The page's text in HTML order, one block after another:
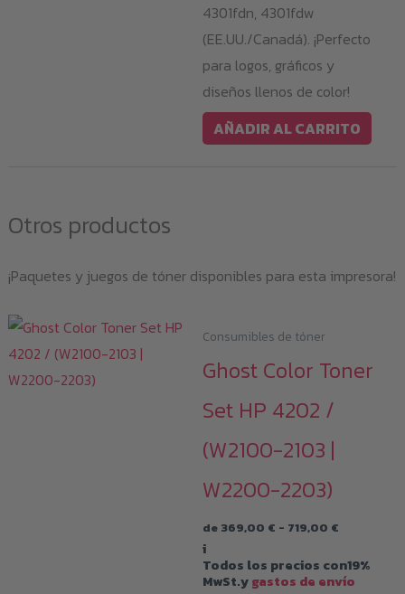
4301fdn, 4301fdw
(EE.UU./Canadá). ¡Perfecto
para logos, gráficos y
diseños llenos de color!
AÑADIR AL CARRITO
Otros productos
¡Paquetes y juegos de tóner disponibles para esta impresora!
Consumibles de tóner
Ghost Color Toner
Set HP 4202 /
(W2100-2103 |
W2200-2203)
de 369,00 € - 719,00 €
desde
369,00 €
i
Todos los precios con19%
MwSt.ygastos de envío